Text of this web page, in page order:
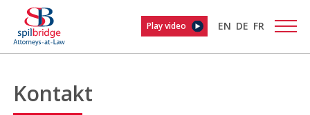
Play video EN DE FR
Kontakt